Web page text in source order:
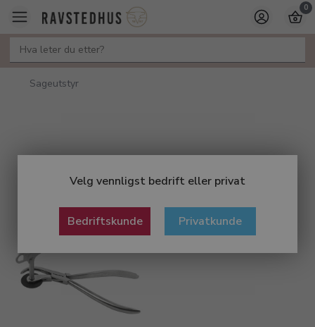
Velg vennligst bedrift eller privat
Bedriftskunde Privatkunde
0
Sageutstyr